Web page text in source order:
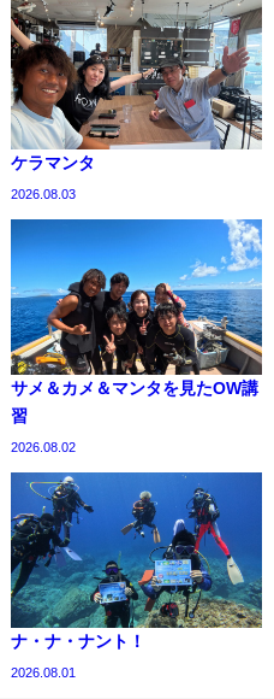
ケラマンタ
2026.08.03
サメ＆カメ＆マンタを見たOW講
習
2026.08.02
ナ・ナ・ナント！
2026.08.01